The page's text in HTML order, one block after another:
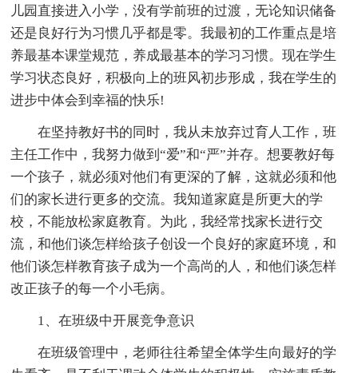
儿园直接进入小学，没有学前班的过渡，无论知识储备
还是良好行为习惯几乎都是零。我最初的工作重点是培
养最基本课堂规范，养成最基本的学习习惯。现在学生
学习状态良好，积极向上的班风初步形成，我在学生的
进步中体会到幸福的快乐!
在坚持教好书的同时，我从未放弃过育人工作，班
主任工作中，我努力做到“爱”和“严”并存。想要教好每
一个孩子，就必须对他们有更深的了解，这就必须和他
们的家长进行更多的交流。我知道家庭是所更大的学
校，不能放松家庭教育。为此，我经常找家长进行交
流，和他们谈怎样给孩子创设一个良好的家庭环境，和
他们谈怎样教育孩子成为一个高尚的人，和他们谈怎样
改正孩子的每一个小毛病。
1、在班级中开展竞争意识
在班级管理中，老师往往希望全体学生向最好的学